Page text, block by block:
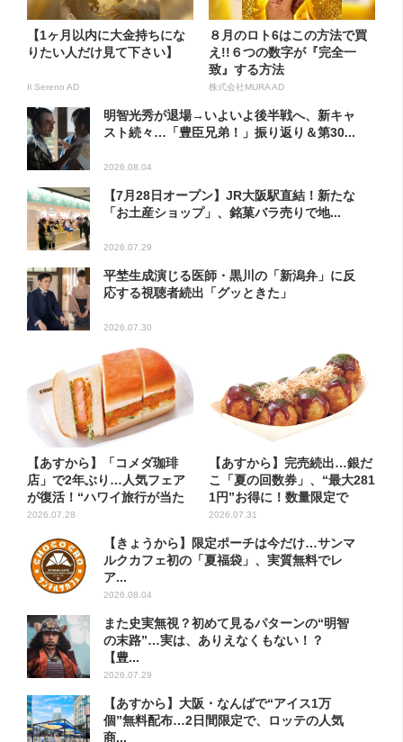
【1ヶ月以内に大金持ちにな
りたい人だけ見て下さい】
Il Sereno AD
８月のロト6はこの方法で買
え!!６つの数字が『完全一
致』する方法
株式会社MURA AD
明智光秀が退場→いよいよ後半戦へ、新キャ
スト続々…「豊臣兄弟！」振り返り＆第30...
2026.08.04
【7月28日オープン】JR大阪駅直結！新たな
「お土産ショップ」、銘菓バラ売りで地...
2026.07.29
平埜生成演じる医師・黒川の「新潟弁」に反
応する視聴者続出「グッときた」
2026.07.30
【あすから】「コメダ珈琲
店」で2年ぶり…人気フェア
が復活！“ハワイ旅行が当た
る”...
2026.07.28
【あすから】完売続出…銀だ
こ「夏の回数券」、“最大281
1円”お得に！数量限定で
2026.07.31
【きょうから】限定ポーチは今だけ…サンマ
ルクカフェ初の「夏福袋」、実質無料でレ
ア...
2026.08.04
また史実無視？初めて見るパターンの“明智
の末路”…実は、ありえなくもない！？
【豊...
2026.07.29
【あすから】大阪・なんばで“アイス1万
個”無料配布…2日間限定で、ロッテの人気
商...